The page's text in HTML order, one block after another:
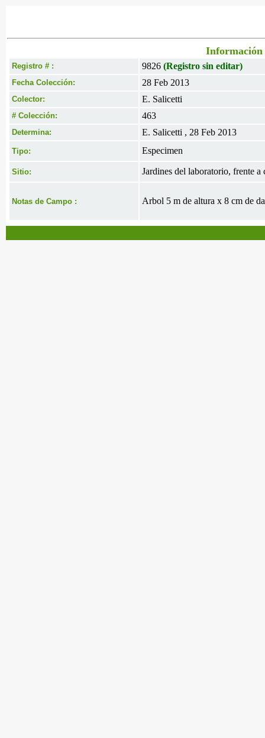
Información
Registro # : 9826 (Registro sin editar)
Fecha Colección: 28 Feb 2013
Colector: E. Salicetti
# Colección: 463
Determina: E. Salicetti , 28 Feb 2013
Tipo: Especimen
Sitio: Jardines del laboratorio, frente
Notas de Campo : Arbol 5 m de altura x 8 cm de